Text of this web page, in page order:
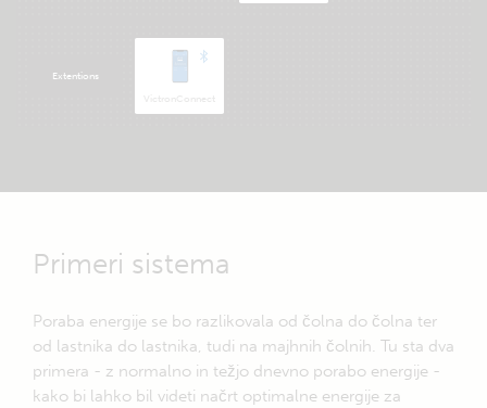
Extentions
VictronConnect
Primeri sistema
Poraba energije se bo razlikovala od čolna do čolna ter
od lastnika do lastnika, tudi na majhnih čolnih. Tu sta dva
primera - z normalno in težjo dnevno porabo energije -
kako bi lahko bil videti načrt optimalne energije za